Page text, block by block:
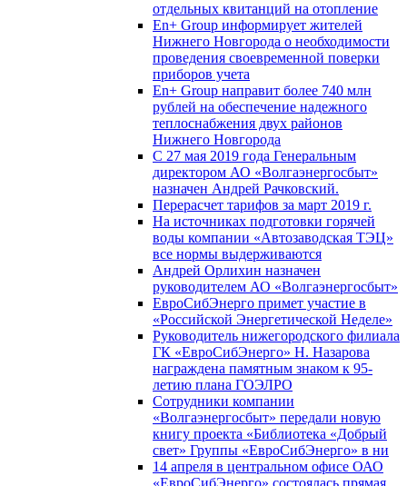
отдельных квитанций на отопление
En+ Group информирует жителей
Нижнего Новгорода о необходимости
проведения своевременной поверки
приборов учета
En+ Group направит более 740 млн
рублей на обеспечение надежного
теплоснабжения двух районов
Нижнего Новгорода
С 27 мая 2019 года Генеральным
директором АО «Волгаэнергосбыт»
назначен Андрей Рачковский.
Перерасчет тарифов за март 2019 г.
На источниках подготовки горячей
воды компании «Автозаводская ТЭЦ»
все нормы выдерживаются
Андрей Орлихин назначен
руководителем АО «Волгаэнергосбыт»
ЕвроСибЭнерго примет участие в
«Российской Энергетической Неделе»
Руководитель нижегородского филиала
ГК «ЕвроСибЭнерго» Н. Назарова
награждена памятным знаком к 95-
летию плана ГОЭЛРО
Сотрудники компании
«Волгаэнергосбыт» передали новую
книгу проекта «Библиотека «Добрый
свет» Группы «ЕвроСибЭнерго» в ни
14 апреля в центральном офисе ОАО